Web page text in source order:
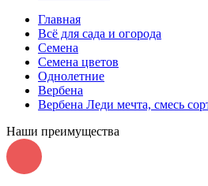
Главная
Всё для сада и огорода
Семена
Семена цветов
Однолетние
Вербена
Вербена Леди мечта, смесь
Наши преимущества